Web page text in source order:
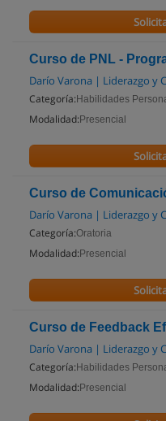
Curso de PNL -
Darío Varona | Liderazgo y
Categoría: Habilidades
Modalidad: Presencial
Curso de
Darío Varona | Liderazgo y
Categoría:Oratoria
Modalidad: Presencial
Curso de Feedback
Darío Varona | Liderazgo y
Categoría: Habilidades
Modalidad: Presencial